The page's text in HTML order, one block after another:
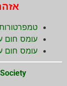
טמפרטורות
עומס חום עודכן
עומס חום עודכן